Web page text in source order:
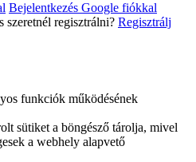
Bejelentkezés Google fiókkal
szeretnél regisztrálni? Regisztrálj
funkciók működésének
sütiket a böngésző tárolja, mivel
a webhely alapvető